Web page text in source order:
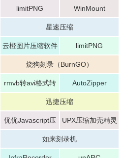
limitPNG WinMount
星速压缩
云橙图片压缩软件 limitPNG
烧狗刻录（BurnGO）
rmvb转avi格式转 AutoZipper
迅捷压缩
优优Javascript压 UPX压缩加壳精灵
如来刻录机